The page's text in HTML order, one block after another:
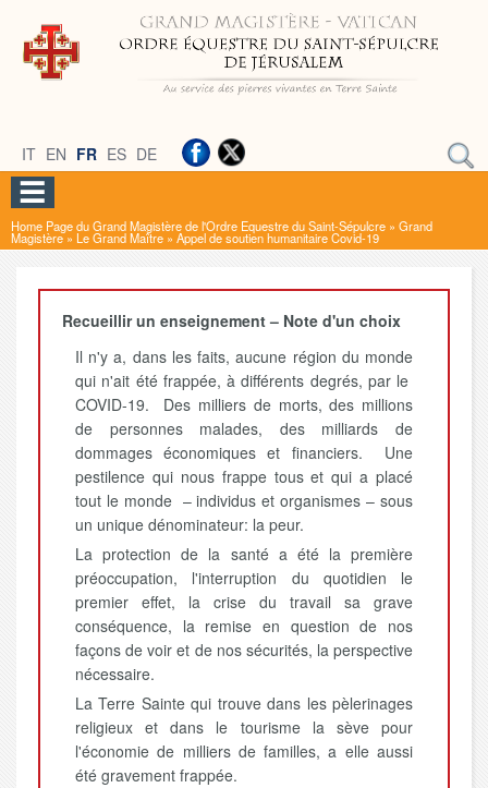
IT EN FR ES DE
Home Page du Grand Magistère de l'Ordre Equestre du Saint-Sépulcre » Grand
Magistère» Le Grand Maître » Appel de soutien humanitaire Covid-19
Recueillir un enseignement – Note d'un choix
Il n'y a, dans les faits, aucune région du monde
qui n'ait été frappée, à différents degrés, par le
COVID-19. Des milliers de morts, des millions
de personnes malades, des milliards de
dommages économiques et financiers. Une
pestilence qui nous frappe tous et qui a placé
tout le monde – individus et organismes – sous
un unique dénominateur: la peur.
La protection de la santé a été la première
préoccupation, l'interruption du quotidien le
premier effet, la crise du travail sa grave
conséquence, la remise en question de nos
façons de voir et de nos sécurités, la perspective
nécessaire.
La Terre Sainte qui trouve dans les pèlerinages
religieux et dans le tourisme la sève pour
l'économie de milliers de familles, a elle aussi
été gravement frappée.